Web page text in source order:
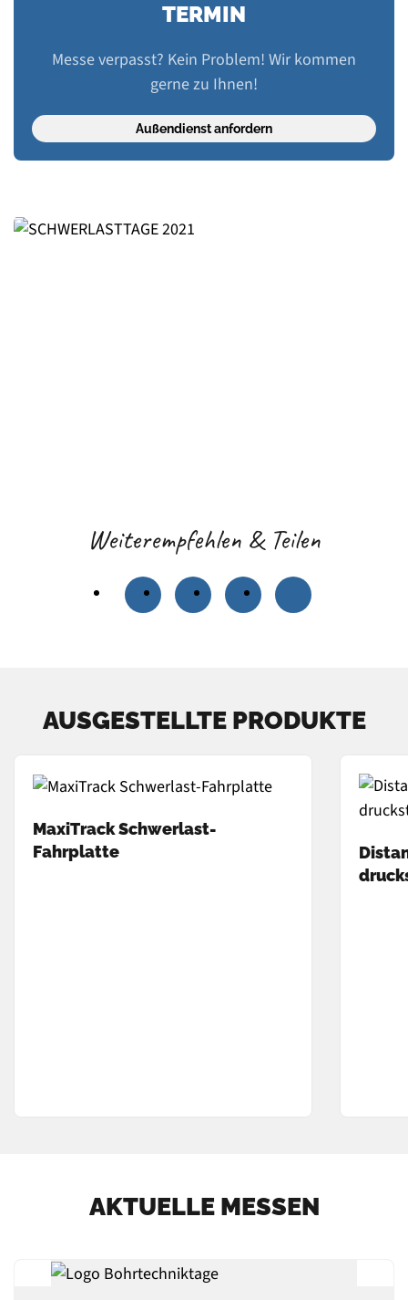
TERMIN
Messe verpasst? Kein Problem! Wir kommen
gerne zu Ihnen!
Außendienst anfordern
Weiterempfehlen & Teilen
AUSGESTELLTE PRODUKTE
MaxiTrack Schwerlast-
Fahrplatte
AKTUELLE MESSEN